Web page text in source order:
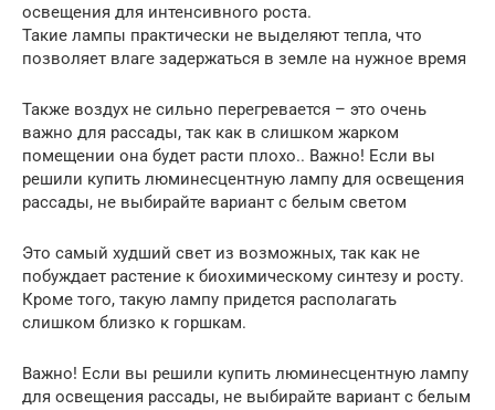
освещения для интенсивного роста.
Такие лампы практически не выделяют тепла, что
позволяет влаге задержаться в земле на нужное время
Также воздух не сильно перегревается – это очень
важно для рассады, так как в слишком жарком
помещении она будет расти плохо.. Важно! Если вы
решили купить люминесцентную лампу для освещения
рассады, не выбирайте вариант с белым светом
Это самый худший свет из возможных, так как не
побуждает растение к биохимическому синтезу и росту.
Кроме того, такую лампу придется располагать
слишком близко к горшкам.
Важно! Если вы решили купить люминесцентную лампу
для освещения рассады, не выбирайте вариант с белым